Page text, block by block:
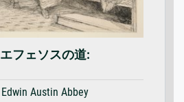
エフェソスの道:
Edwin Austin Abbey